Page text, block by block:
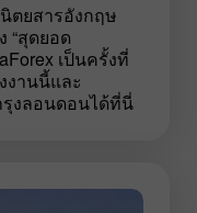
นิตยสารอังกฤษ
“สุดยอด
เป็นครั้งที่
านนี้และ
งลอนดอนได้ที่นี่